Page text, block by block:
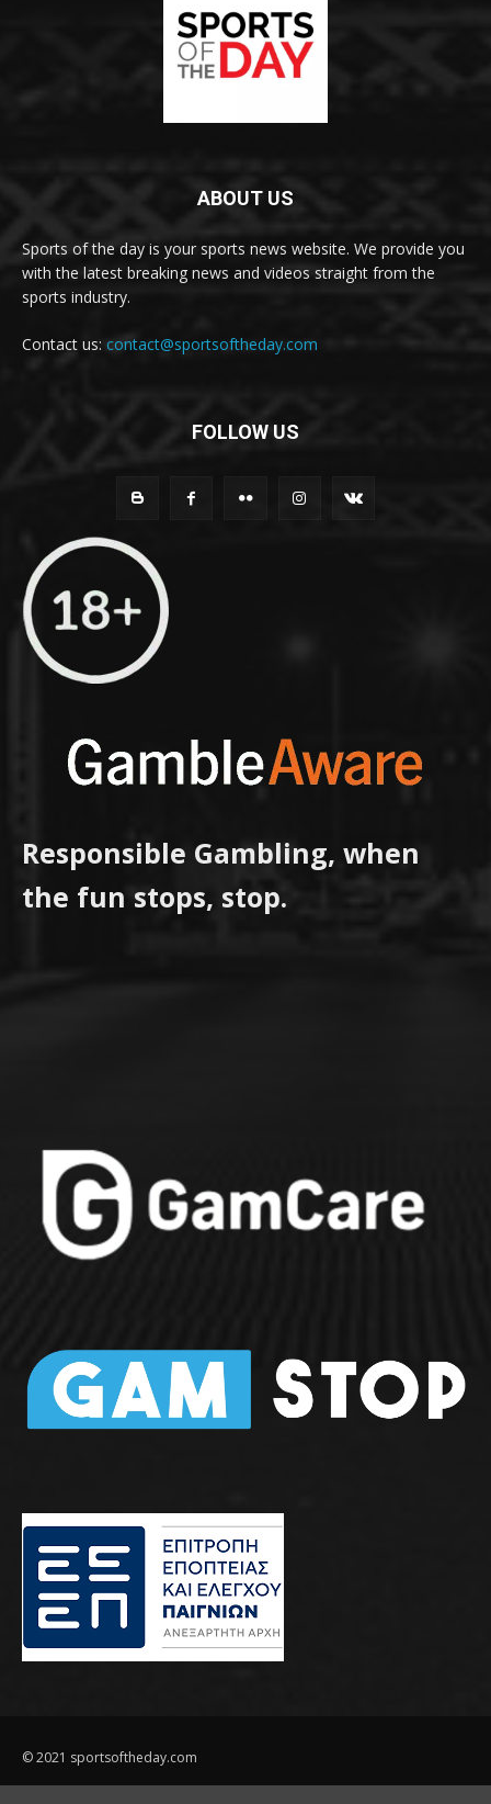
ABOUT US
Sports of the day is your sports news website. We provide you
with the latest breaking news and videos straight from the
sports industry.
Contact us: contact@sportsoftheday.com
FOLLOW US
Responsible Gambling, when
the fun stops, stop.
© 2021 sportsoftheday.com